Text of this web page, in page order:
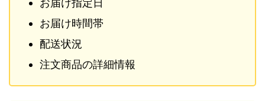
お届け時間帯
配送状況
注文商品の詳細情報